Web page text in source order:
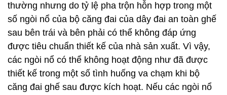
thường nhưng do tỷ lệ pha trộn hỗn hợp trong một
số ngòi nổ của bộ căng đai của dây đai an toàn ghế
sau bên trái và bên phải có thể không đáp ứng
được tiêu chuẩn thiết kế của nhà sản xuất. Vì vậy,
các ngòi nổ có thể không hoạt động như đã được
thiết kế trong một số tình huống va chạm khi bộ
căng đai ghế sau được kích hoạt. Nếu các ngòi nổ